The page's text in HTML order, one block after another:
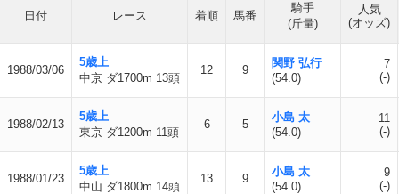
日付 レース 着順 馬番
騎手
(斤量)
人気
(オッズ)
1988/03/06
5歳上
中京 ダ1700m 13頭
12 9
関野 弘行
(54.0)
7
(-)
1988/02/13
5歳上
東京 ダ1200m 11頭
6 5
小島 太
(54.0)
11
(-)
1988/01/23
5歳上
中山 ダ1800m 14頭
13 9
小島 太
(54.0)
9
(-)